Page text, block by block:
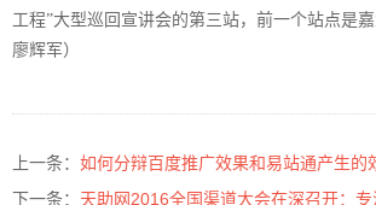
工程”大型巡回宣讲会的第三站，前一个站点是
廖辉军）
上一条： 如何分辩百度推广效果和易站通产生的
下一条： 天助网2016全国渠道大会在深召开：